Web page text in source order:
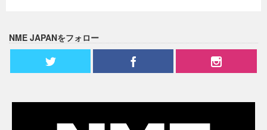
NME JAPANをフォロー